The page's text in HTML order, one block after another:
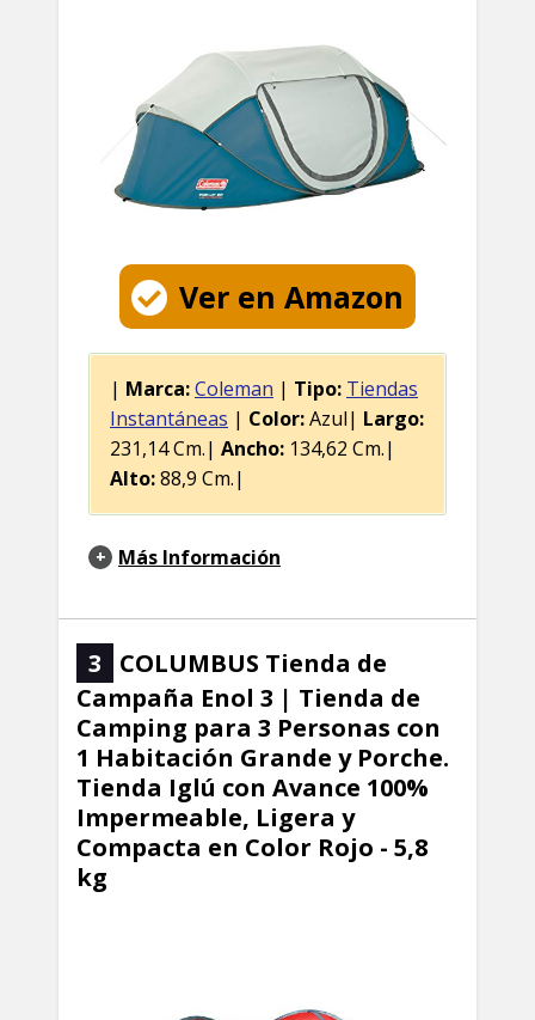
Ver en Amazon
| Marca:Coleman | Tipo: Tiendas
Instantáneas | Color:Azul| Largo:
231,14 Cm.| Ancho: 134,62 Cm.|
Alto:88,9 Cm.|
Más Información
3
COLUMBUS Tienda de
Campaña Enol 3 | Tienda de
Camping para 3 Personas con
1 Habitación Grande y Porche.
Tienda Iglú con Avance 100%
Impermeable, Ligera y
Compacta en Color Rojo - 5,8
kg